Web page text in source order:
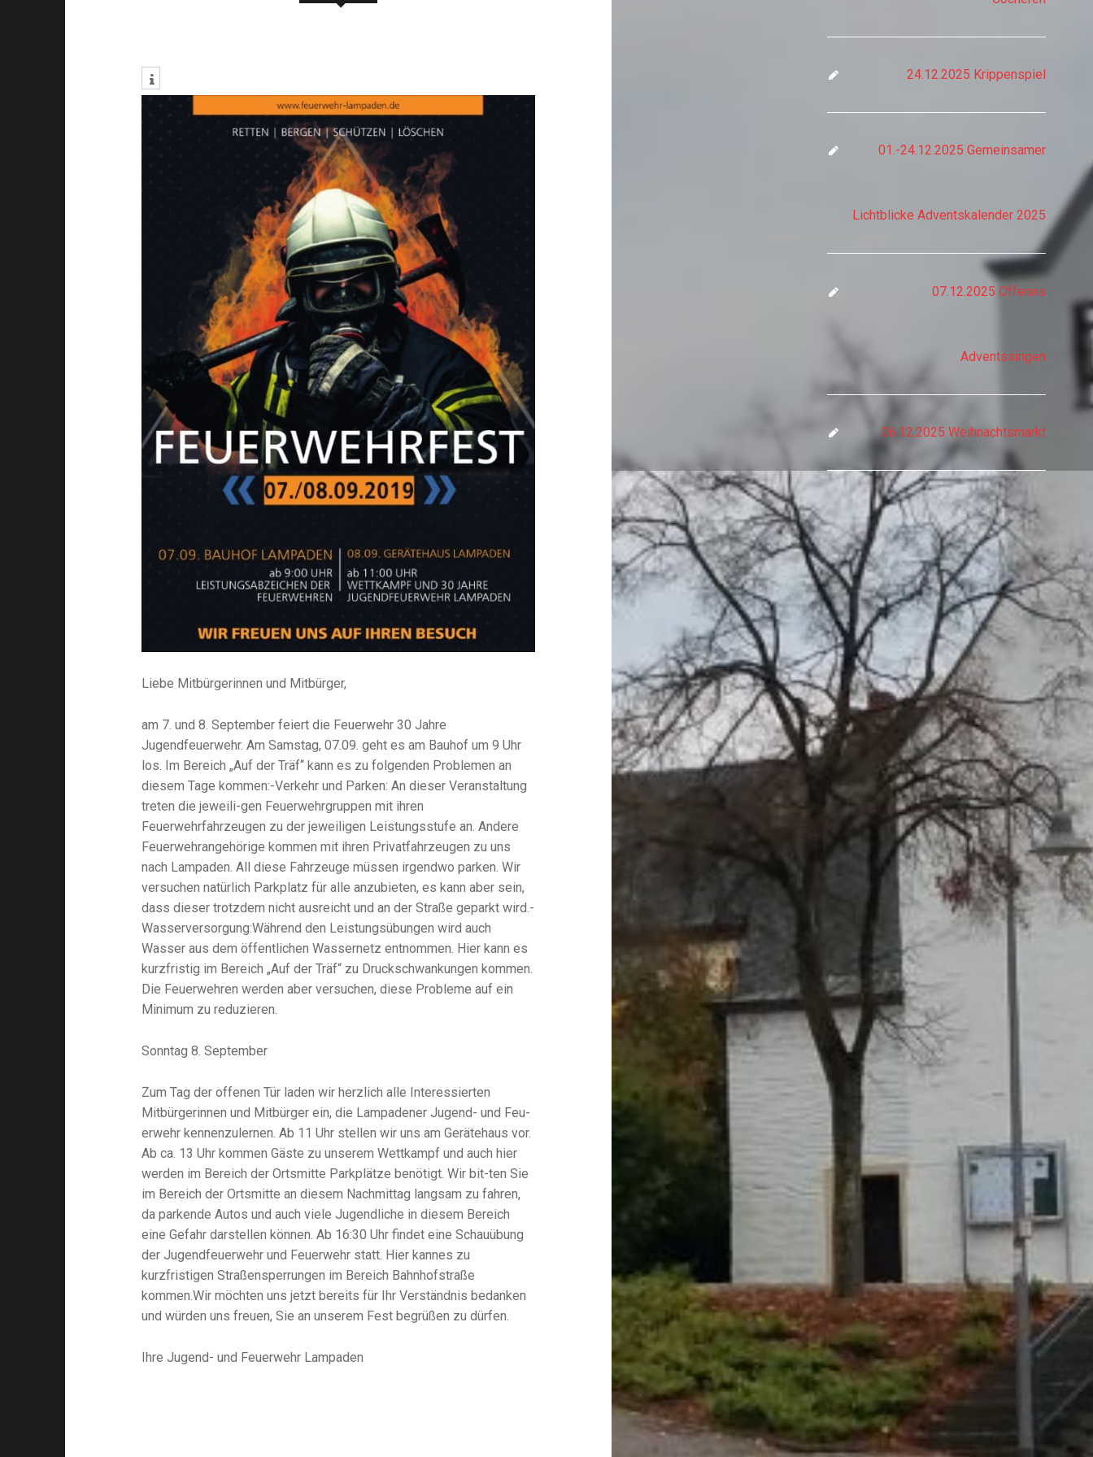
24.12.2025 Krippenspiel
01.-24.12.2025 Gemeinsamer
Lichtblicke Adventskalender 2025
07.12.2025 Offenes
Adventssingen
06.12.2025 Weihnachtsmarkt
Liebe Mitbürgerinnen und Mitbürger,
am 7. und 8. September feiert die Feuerwehr 30 Jahre
Jugendfeuerwehr. Am Samstag, 07.09. geht es am Bauhof um 9 Uhr
los. Im Bereich „Auf der Träf“ kann es zu folgenden Problemen an
diesem Tage kommen:-Verkehr und Parken: An dieser Veranstaltung
treten die jeweili-gen Feuerwehrgruppen mit ihren
Feuerwehrfahrzeugen zu der jeweiligen Leistungsstufe an. Andere
Feuerwehrangehörige kommen mit ihren Privatfahrzeugen zu uns
nach Lampaden. All diese Fahrzeuge müssen irgendwo parken. Wir
versuchen natürlich Parkplatz für alle anzubieten, es kann aber sein,
dass dieser trotzdem nicht ausreicht und an der Straße geparkt wird.-
Wasserversorgung:Während den Leistungsübungen wird auch
Wasser aus dem öffentlichen Wassernetz entnommen. Hier kann es
kurzfristig im Bereich „Auf der Träf“ zu Druckschwankungen kommen.
Die Feuerwehren werden aber versuchen, diese Probleme auf ein
Minimum zu reduzieren.
Sonntag 8. September
Zum Tag der offenen Tür laden wir herzlich alle Interessierten
Mitbürgerinnen und Mitbürger ein, die Lampadener Jugend- und Feu-
erwehr kennenzulernen. Ab 11 Uhr stellen wir uns am Gerätehaus vor.
Ab ca. 13 Uhr kommen Gäste zu unserem Wettkampf und auch hier
werden im Bereich der Ortsmitte Parkplätze benötigt. Wir bit-ten Sie
im Bereich der Ortsmitte an diesem Nachmittag langsam zu fahren,
da parkende Autos und auch viele Jugendliche in diesem Bereich
eine Gefahr darstellen können. Ab 16:30 Uhr findet eine Schauübung
der Jugendfeuerwehr und Feuerwehr statt. Hier kannes zu
kurzfristigen Straßensperrungen im Bereich Bahnhofstraße
kommen.Wir möchten uns jetzt bereits für Ihr Verständnis bedanken
und würden uns freuen, Sie an unserem Fest begrüßen zu dürfen.
Ihre Jugend- und Feuerwehr Lampaden